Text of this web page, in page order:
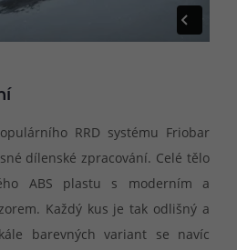
RRD systému Friobar
dílenské zpracování. Celé tělo
ABS plastu s moderním a
Každý kus je tak odlišný a
barevných variant se navíc